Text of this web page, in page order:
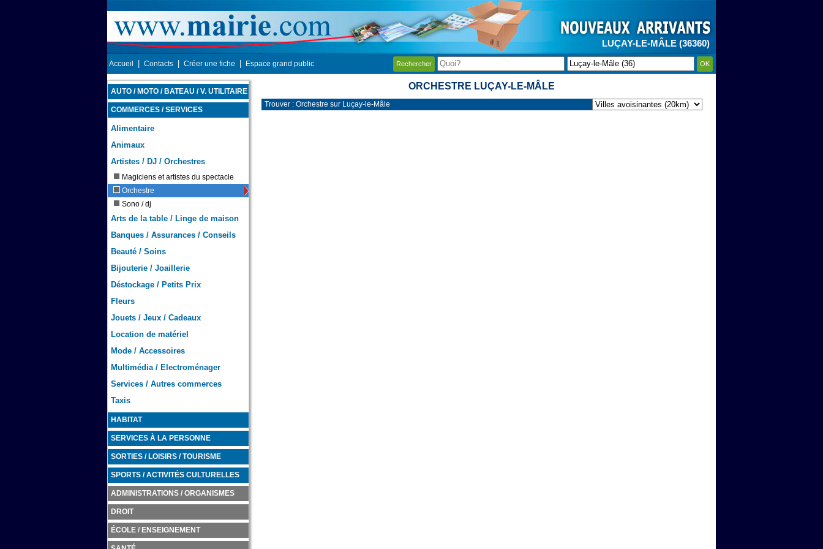
LUÇAY-LE-MÂLE (36360)
Accueil Contacts Créer une fiche Espace grand public Rechercher OK
AUTO / MOTO / BATEAU / V. UTILITAIRE
COMMERCES / SERVICES
Alimentaire
Animaux
Artistes / DJ / Orchestres
Magiciens et artistes du spectacle
Orchestre
Sono / dj
Arts de la table / Linge de maison
Banques / Assurances / Conseils
Beauté / Soins
Bijouterie / Joaillerie
Déstockage / Petits Prix
Fleurs
Jouets / Jeux / Cadeaux
Location de matériel
Mode / Accessoires
Multimédia / Electroménager
Services / Autres commerces
Taxis
HABITAT
SERVICES À LA PERSONNE
SORTIES / LOISIRS / TOURISME
SPORTS / ACTIVITÉS CULTURELLES
ADMINISTRATIONS / ORGANISMES
DROIT
ÉCOLE / ENSEIGNEMENT
ORCHESTRE LUÇAY-LE-MÂLE
Trouver : Orchestre sur Luçay-le-Mâle